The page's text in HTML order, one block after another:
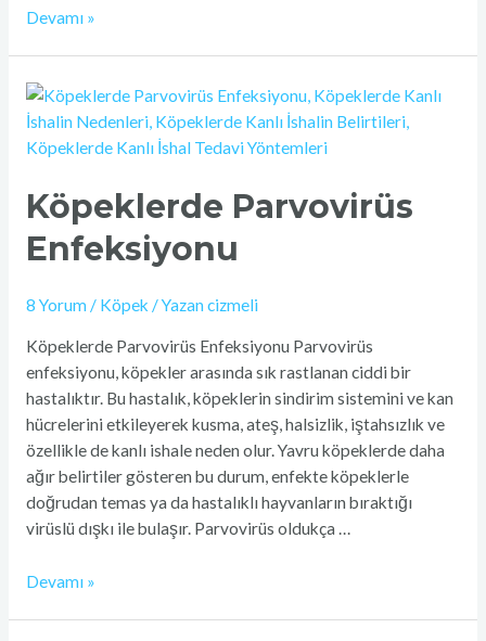
Devamı »
Köpeklerde Parvovirüs
Enfeksiyonu
8 Yorum / Köpek / Yazan cizmeli
Köpeklerde Parvovirüs Enfeksiyonu Parvovirüs
enfeksiyonu, köpekler arasında sık rastlanan ciddi bir
hastalıktır. Bu hastalık, köpeklerin sindirim sistemini ve kan
hücrelerini etkileyerek kusma, ateş, halsizlik, iştahsızlık ve
özellikle de kanlı ishale neden olur. Yavru köpeklerde daha
ağır belirtiler gösteren bu durum, enfekte köpeklerle
doğrudan temas ya da hastalıklı hayvanların bıraktığı
virüslü dışkı ile bulaşır. Parvovirüs oldukça …
Köpeklerde
Parvovirüs
Enfeksiyonu
Devamı »